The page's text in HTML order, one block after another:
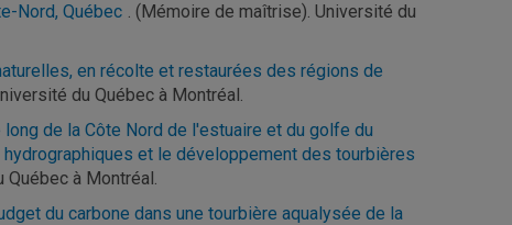
Nord, Québec . (Mémoire de maîtrise). Université du
en récolte et restaurées des régions de
du Québec à Montréal.
de la Côte Nord de l'estuaire et du golfe du
et le développement des tourbières
à Montréal.
du carbone dans une tourbière aqualysée de la